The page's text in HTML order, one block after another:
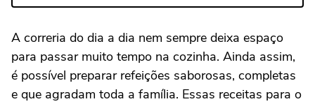
A correria do dia a dia nem sempre deixa espaço
para passar muito tempo na cozinha. Ainda assim,
é possível preparar refeições saborosas, completas
e que agradam toda a família. Essas receitas para o